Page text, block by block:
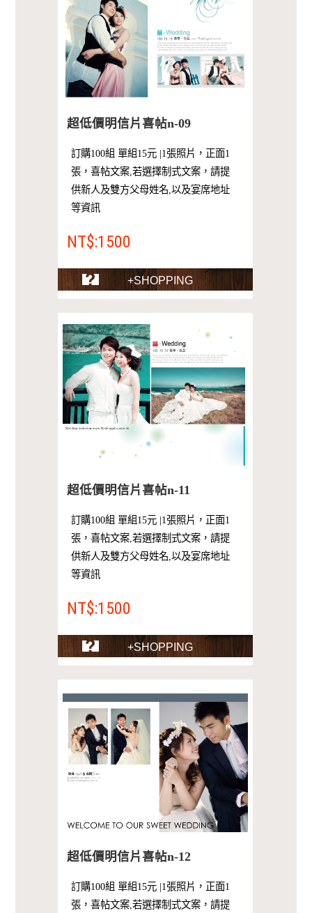
超低價明信片喜帖n-09
訂購100組 單組15元 |1張照片，正面1
張，喜帖文案,若選擇制式文案，請提
供新人及雙方父母姓名,以及宴席地址
等資訊
NT$:1500
+SHOPPING
超低價明信片喜帖n-11
訂購100組 單組15元 |1張照片，正面1
張，喜帖文案,若選擇制式文案，請提
供新人及雙方父母姓名,以及宴席地址
等資訊
NT$:1500
+SHOPPING
超低價明信片喜帖n-12
訂購100組 單組15元 |1張照片，正面1
張，喜帖文案,若選擇制式文案，請提